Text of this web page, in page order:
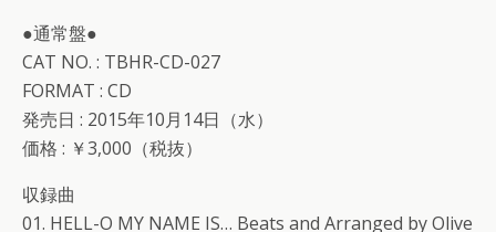
●通常盤●
CAT NO. : TBHR-CD-027
FORMAT : CD
発売日 : 2015年10月14日（水）
価格 : ￥3,000（税抜）
収録曲
01. HELL-O MY NAME IS… Beats and Arranged by Olive